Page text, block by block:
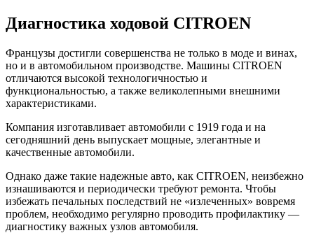
Диагностика ходовой CITROEN
Французы достигли совершенства не только в моде и винах,
но и в автомобильном производстве. Машины CITROEN
отличаются высокой технологичностью и
функциональностью, а также великолепными внешними
характеристиками.
Компания изготавливает автомобили с 1919 года и на
сегодняшний день выпускает мощные, элегантные и
качественные автомобили.
Однако даже такие надежные авто, как CITROEN, неизбежно
изнашиваются и периодически требуют ремонта. Чтобы
избежать печальных последствий не «излеченных» вовремя
проблем, необходимо регулярно проводить профилактику —
диагностику важных узлов автомобиля.